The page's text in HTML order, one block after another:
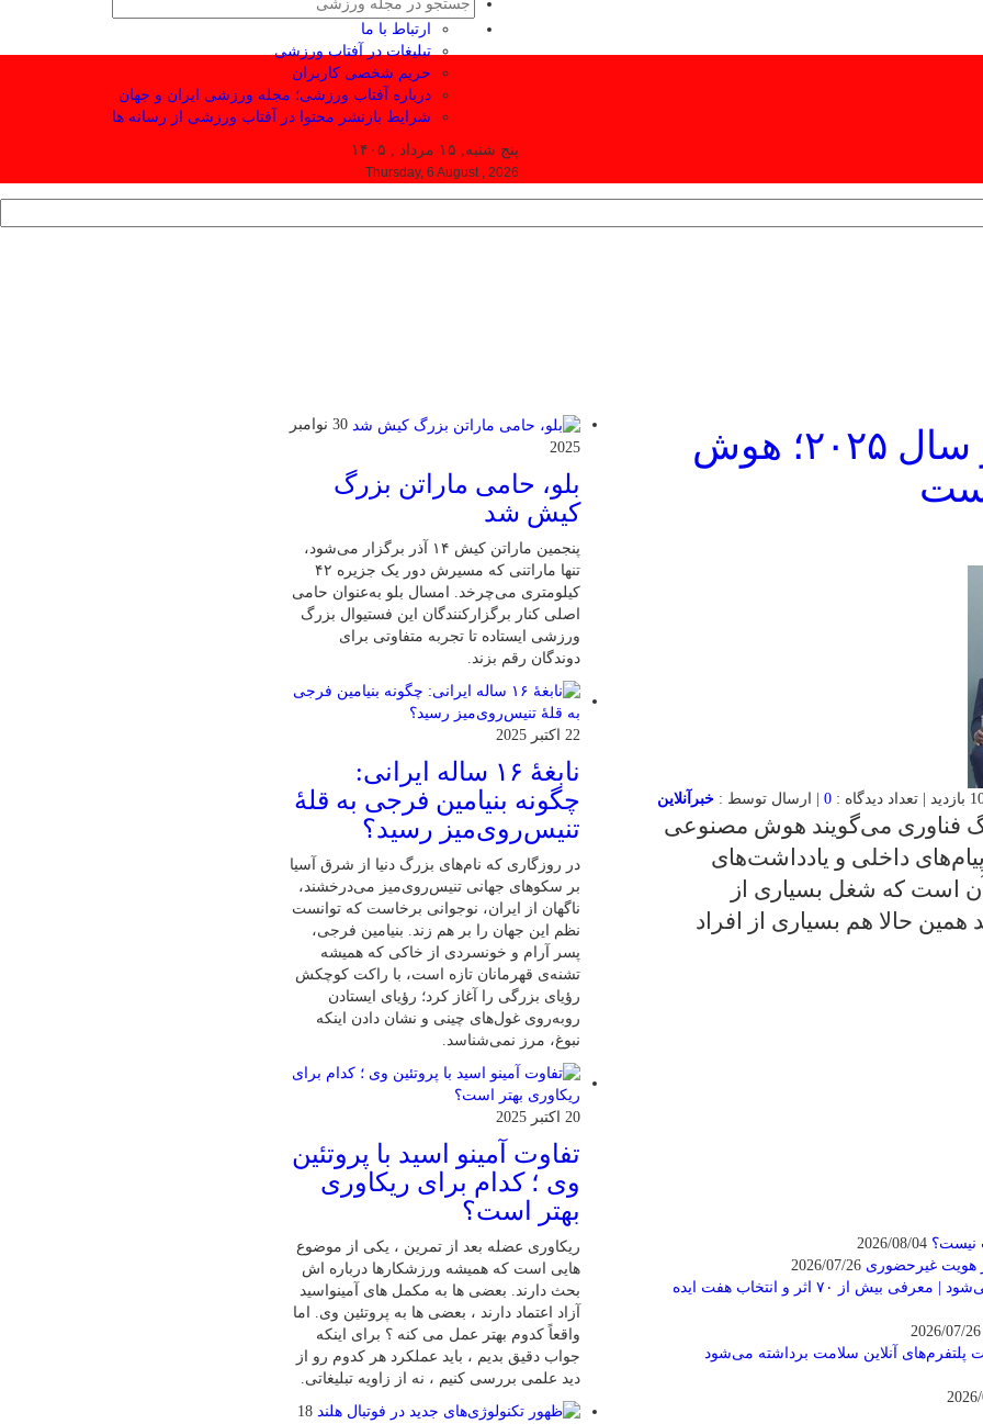
ارتباط با ما
تبلیغات در آفتاب ورزشی
حریم شخصی کاربران
درباره آفتاب ورزشی؛ مجله ورزشی ایران و جهان
شرایط بازنشر محتوا در آفتاب ورزشی از رسانه ها
پنج شنبه, ۱۵ مرداد , ۱۴۰۵
Thursday, 6 August , 2026
۳ برابر شدن اخراج‌ها در سال ۲۰۲۵؛ هوش
0 | ارسال توسط : خبرآنلاین
فناوری می‌گویند هوش مصنوعی
داخلی و یادداشت‌های
آن است که شغل بسیاری از
حالا هم بسیاری از افراد
نیست؟
هویت غیرحضوری
نخستین رویداد ملی تخصصی استارتاپی در آبادان برگزار می‌شود | معرفی بیش از ۷۰ اثر و انتخاب هفت ایده
پلتفرم‌های آنلاین سلامت برداشته می‌شود
30 نوامبر
2025
بلو، حامی ماراتن بزرگ
کیش شد
پنجمین ماراتن کیش ۱۴ آذر برگزار می‌شود،
تنها ماراتنی که مسیرش دور یک جزیره ۴۲
کیلومتری می‌چرخد. امسال بلو به‌عنوان حامی
اصلی کنار برگزارکنندگان این فستیوال بزرگ
ورزشی ایستاده تا تجربه متفاوتی برای
دوندگان رقم بزند.
22 اکتبر 2025
نابغهٔ ۱۶ ساله ایرانی:
چگونه بنیامین فرجی به قلهٔ
تنیس‌روی‌میز رسید؟
در روزگاری که نام‌های بزرگ دنیا از شرق آسیا
بر سکوهای جهانی تنیس‌روی‌میز می‌درخشند،
ناگهان از ایران، نوجوانی برخاست که توانست
نظم این جهان را بر هم زند. بنیامین فرجی،
پسر آرام و خونسردی از خاکی که همیشه
تشنه‌ی قهرمانان تازه است، با راکت کوچکش
رؤیای بزرگی را آغاز کرد؛ رؤیای ایستادن
روبه‌روی غول‌های چینی و نشان دادن اینکه
نبوغ، مرز نمی‌شناسد.
20 اکتبر 2025
تفاوت آمینو اسید با پروتئین
وی ؛ کدام برای ریکاوری
بهتر است؟
ریکاوری عضله بعد از تمرین ، یکی از موضوع‌
هایی‌ است که همیشه ورزشکارها درباره‌ اش
بحث دارند. بعضی‌ ها به مکمل‌ های آمینواسید
آزاد اعتماد دارند ، بعضی‌ ها به پروتئین وی. اما
واقعاً کدوم بهتر عمل می‌ کنه ؟ برای اینکه
جواب دقیق بدیم ، باید عملکرد هر کدوم رو از
دید علمی بررسی کنیم ، نه از زاویه تبلیغاتی.
18